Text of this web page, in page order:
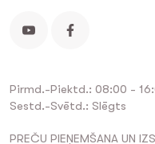
Pirmd.-Piektd.: 08:00 -
Sestd.-Svētd.: Slēgts
PREČU PIEŅEMŠANA UN